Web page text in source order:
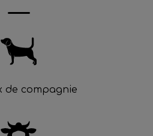
de compagnie